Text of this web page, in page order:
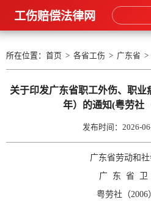
工伤赔偿法律网
所在位置： 首页 > 各省工伤 > 广东省 >
关于印发广东省职工外伤、职业
年）的通知(粤劳社
发布时间：2026-
广东省劳动和
广 东 省 卫
粤劳社（2006